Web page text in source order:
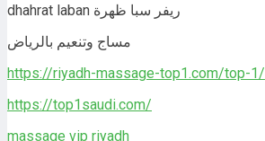
dhahrat laban ريفر سبا ظهرة
مساج وتنعيم بالرياض
https://riyadh-massage-top1.com/top-1/
https://top1saudi.com/
massage vip riyadh